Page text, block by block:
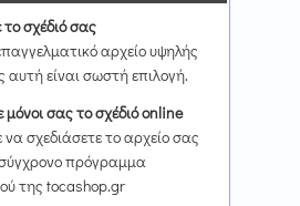
σχέδιό σας
αρχείο υψηλής
είναι σωστή επιλογή.
μόνοι σας το σχέδιό online
σχεδιάσετε το αρχείο σας
πρόγραμμα
της tocashop.gr